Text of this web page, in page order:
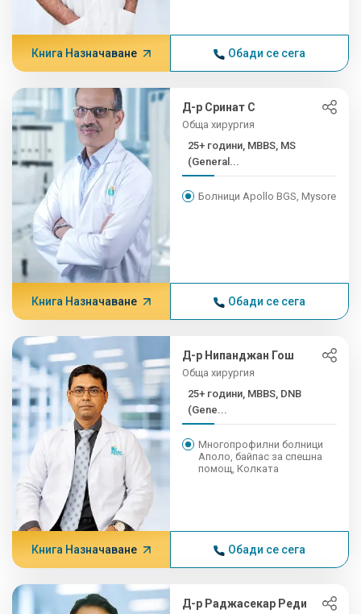
Книга Назначаване Обади се сега
Д-р Сринат С
Обща хирургия
25+ години, MBBS, MS
(General...
Болници Apollo BGS, Mysore
Книга Назначаване Обади се сега
Д-р Нипанджан Гош
Обща хирургия
25+ години, MBBS, DNB
(Gene...
Многопрофилни болници
Аполо, байпас за спешна
помощ, Колката
Книга Назначаване Обади се сега
Д-р Раджасекар Реди